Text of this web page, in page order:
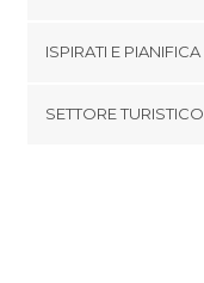
Hemmingen
Fellbach
Termini e Condizioni
ISPIRATI E PIANIFICA
SETTORE TURISTICO